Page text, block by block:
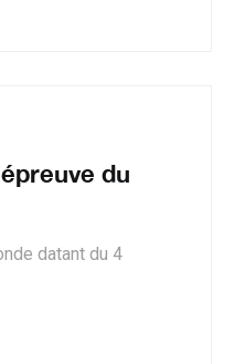
du
datant du 4